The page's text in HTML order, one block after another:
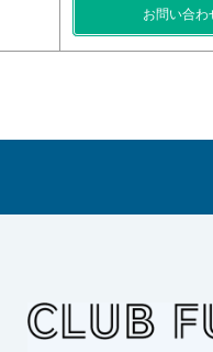
お問い合わ